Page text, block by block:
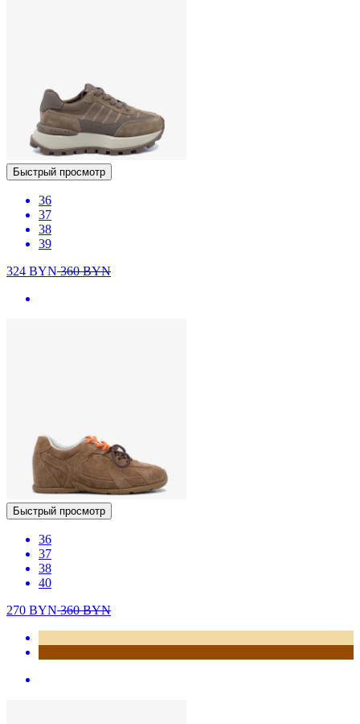
Быстрый просмотр
36
37
38
39
324 BYN360BYN
Быстрый просмотр
36
37
38
40
270 BYN360BYN